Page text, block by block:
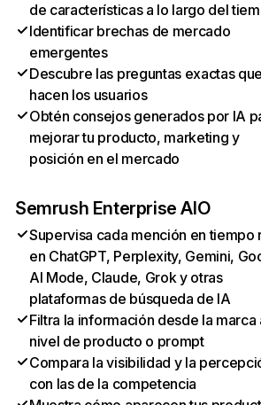
de características a lo largo del
Identificar brechas de mercado
emergentes
Descubre las preguntas exactas
hacen los usuarios
Obtén consejos generados por IA
mejorar tu producto, marketing y
posición en el mercado
Semrush Enterprise AIO
Supervisa cada mención en tiempo
en ChatGPT, Perplexity, Gemini,
AI Mode, Claude, Grok y otras
plataformas de búsqueda de IA
Filtra la información desde la marca
nivel de producto o prompt
Compara la visibilidad y la
con las de la competencia